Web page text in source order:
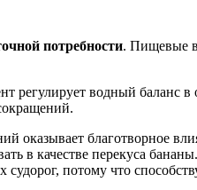
потребности. Пищевые
регулирует водный баланс
оказывает благотворное
в качестве перекуса
потому что